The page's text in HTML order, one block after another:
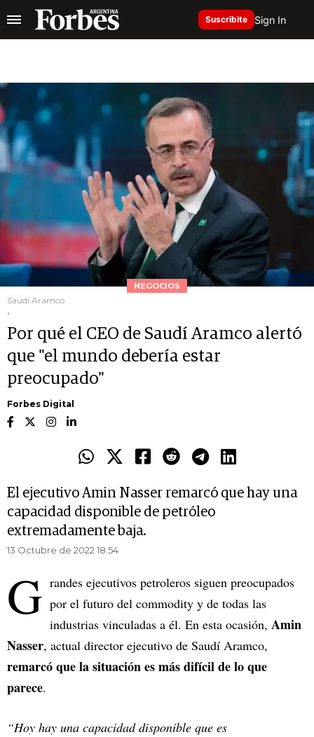
Suscribite Sign In
NEGOCIOS
Saudí Aramco
.
Por qué el CEO de Saudí Aramco alertó
que "el mundo debería estar
preocupado"
Forbes Digital
El ejecutivo Amin Nasser remarcó que hay una
capacidad disponible de petróleo
extremadamente baja.
13 Octubre de 2022 18.54
G randes ejecutivos petroleros siguen preocupados
por el futuro del commodity y de todas las
industrias vinculadas a él. En esta ocasión, Amin
Nasser, actual director ejecutivo de Saudí Aramco,
remarcó que la situación es más difícil de lo que
parece.
“Hoy hay una capacidad disponible que es